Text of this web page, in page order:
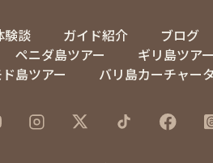
験談 ガイド紹介 ブログ
ペニダ島ツアー ギリ島ツアー
島ツアー
バリ島カーチャー